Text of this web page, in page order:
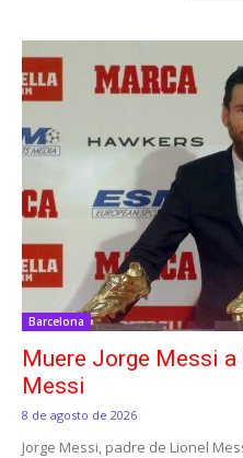
Barcelona
Muere Jorge Messi
Messi
8 de agosto de 2026
Jorge Messi, padre de Lionel